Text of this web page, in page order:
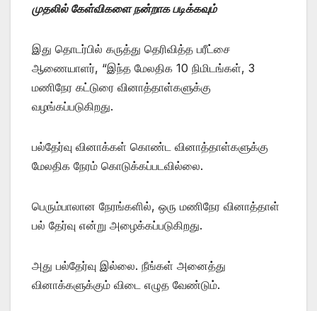
முதலில் கேள்விகளை நன்றாக படிக்கவும்
இது தொடர்பில் கருத்து தெரிவித்த பரீட்சை
ஆணையாளர், “இந்த மேலதிக 10 நிமிடங்கள், 3
மணிநேர கட்டுரை வினாத்தாள்களுக்கு
வழங்கப்படுகிறது.
பல்தேர்வு வினாக்கள் கொண்ட வினாத்தாள்களுக்கு
மேலதிக நேரம் கொடுக்கப்படவில்லை.
பெரும்பாலான நேரங்களில், ஒரு மணிநேர வினாத்தாள்
பல் தேர்வு என்று அழைக்கப்படுகிறது.
அது பல்தேர்வு இல்லை. நீங்கள் அனைத்து
வினாக்களுக்கும் விடை எழுத வேண்டும்.